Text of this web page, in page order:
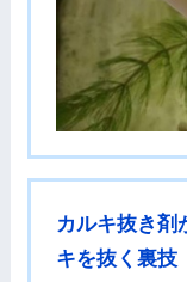
カルキ抜き剤
キを抜く裏技